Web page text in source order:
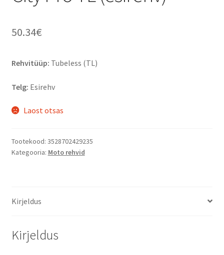
50.34€
Rehvitüüp: Tubeless (TL)
Telg: Esirehv
Laost otsas
Tootekood: 3528702429235
Kategooria: Moto rehvid
Kirjeldus
Kirjeldus